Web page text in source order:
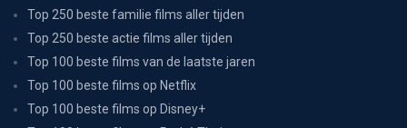
Top 250 beste familie films aller tijden
Top 250 beste actie films aller tijden
Top 100 beste films van de laatste jaren
Top 100 beste films op Netflix
Top 100 beste films op Disney+